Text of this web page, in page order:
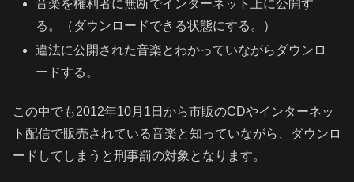
音楽を権利者に無断でインターネット上に公開す
る。（ダウンロードできる状態にする。）
違法に公開された音楽とわかっていながらダウンロ
ードする。
この中でも2012年10月1日から市販のCDやインターネッ
ト配信で販売されている音楽と知っていながら、ダウンロ
ードしてしまうと刑事罰の対象となります。